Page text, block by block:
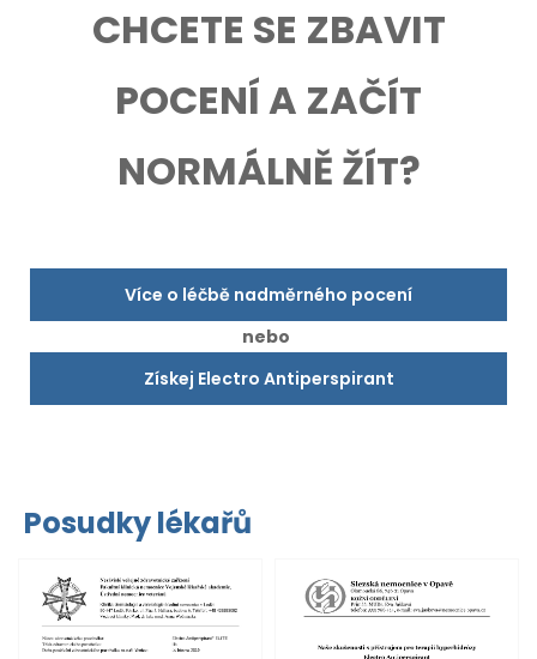
CHCETE SE ZBAVIT
POCENÍ A ZAČÍT
NORMÁLNĚ ŽÍT?
Více o léčbě nadměrného pocení
nebo
Získej Electro Antiperspirant
Posudky lékařů